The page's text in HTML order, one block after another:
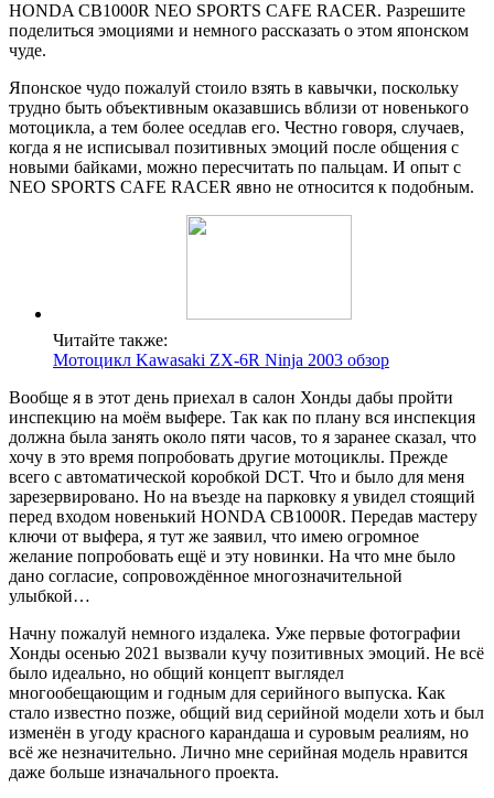
HONDA CB1000R NEO SPORTS CAFE RACER. Разрешите
поделиться эмоциями и немного рассказать о этом японском
чуде.
Японское чудо пожалуй стоило взять в кавычки, поскольку
трудно быть объективным оказавшись вблизи от новенького
мотоцикла, а тем более оседлав его. Честно говоря, случаев,
когда я не исписывал позитивных эмоций после общения с
новыми байками, можно пересчитать по пальцам. И опыт с
NEO SPORTS CAFE RACER явно не относится к подобным.
Читайте также:
Мотоцикл Kawasaki ZX-6R Ninja 2003 обзор
Вообще я в этот день приехал в салон Хонды дабы пройти
инспекцию на моём выфере. Так как по плану вся инспекция
должна была занять около пяти часов, то я заранее сказал, что
хочу в это время попробовать другие мотоциклы. Прежде
всего с автоматической коробкой DCT. Что и было для меня
зарезервировано. Но на въезде на парковку я увидел стоящий
перед входом новенький HONDA CB1000R. Передав мастеру
ключи от выфера, я тут же заявил, что имею огромное
желание попробовать ещё и эту новинки. На что мне было
дано согласие, сопровождённое многозначительной
улыбкой…
Начну пожалуй немного издалека. Уже первые фотографии
Хонды осенью 2021 вызвали кучу позитивных эмоций. Не всё
было идеально, но общий концепт выглядел
многообещающим и годным для серийного выпуска. Как
стало известно позже, общий вид серийной модели хоть и был
изменён в угоду красного карандаша и суровым реалиям, но
всё же незначительно. Лично мне серийная модель нравится
даже больше изначального проекта.